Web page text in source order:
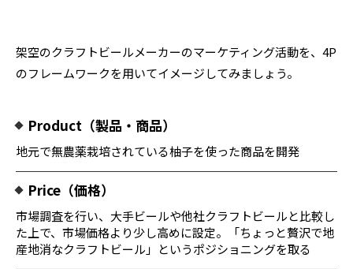
架空のクラフトビールメーカーのマーケティング活動を、4P
のフレームワークを用いてイメージしてみましょう。
Product（製品・商品）
地元で無農薬栽培されている柚子を使った商品を開発
Price（価格）
市場調査を行い、大手ビールや他社クラフトビールと比較し
た上で、市場価格より少し高めに設定。「ちょっと贅沢で地
産地消なクラフトビール」というポジショニングを取る